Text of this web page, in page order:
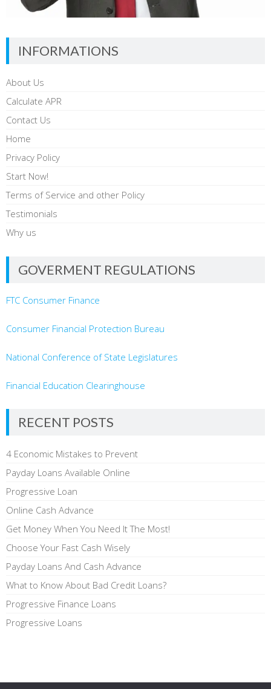
INFORMATIONS
About Us
Calculate APR
Contact Us
Home
Privacy Policy
Start Now!
Terms of Service and other Policy
Testimonials
Why us
GOVERMENT REGULATIONS
FTC Consumer Finance
Consumer Financial Protection Bureau
National Conference of State Legislatures
Financial Education Clearinghouse
RECENT POSTS
4 Economic Mistakes to Prevent
Payday Loans Available Online
Progressive Loan
Online Cash Advance
Get Money When You Need It The Most!
Choose Your Fast Cash Wisely
Payday Loans And Cash Advance
What to Know About Bad Credit Loans?
Progressive Finance Loans
Progressive Loans